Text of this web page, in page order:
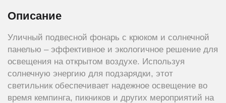
Описание
Уличный подвесной фонарь с крюком и солнечной
панелью – эффективное и экологичное решение для
освещения на открытом воздухе. Используя
солнечную энергию для подзарядки, этот
светильник обеспечивает надежное освещение во
время кемпинга, пикников и других мероприятий на